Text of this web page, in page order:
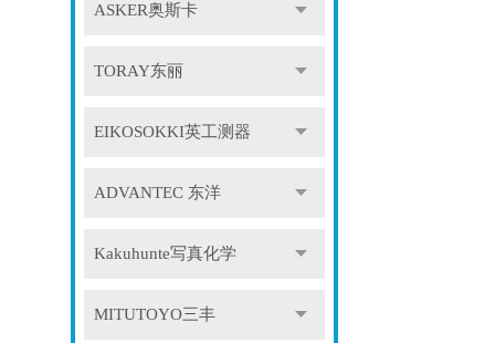
ASKER奥斯卡
TORAY东丽
EIKOSOKKI英工测器
ADVANTEC 东洋
Kakuhunte写真化学
MITUTOYO三丰